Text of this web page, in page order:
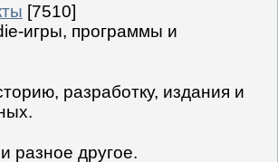
[7510]
игры, программы и
разработку, издания и
разное другое.